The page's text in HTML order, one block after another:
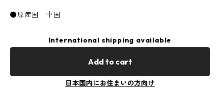
●原産国 中国
International shipping available
Add to cart
日本国内にお住まいの方向け